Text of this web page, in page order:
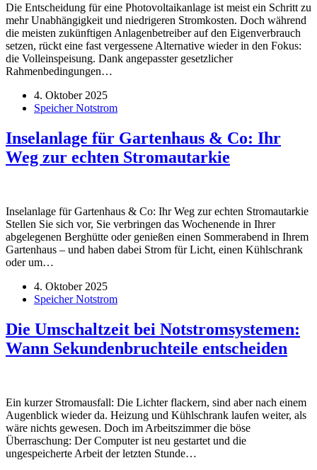
Die Entscheidung für eine Photovoltaikanlage ist meist ein Schritt zu
mehr Unabhängigkeit und niedrigeren Stromkosten. Doch während
die meisten zukünftigen Anlagenbetreiber auf den Eigenverbrauch
setzen, rückt eine fast vergessene Alternative wieder in den Fokus:
die Volleinspeisung. Dank angepasster gesetzlicher
Rahmenbedingungen…
4. Oktober 2025
Speicher Notstrom
Inselanlage für Gartenhaus & Co: Ihr
Weg zur echten Stromautarkie
Inselanlage für Gartenhaus & Co: Ihr Weg zur echten Stromautarkie
Stellen Sie sich vor, Sie verbringen das Wochenende in Ihrer
abgelegenen Berghütte oder genießen einen Sommerabend in Ihrem
Gartenhaus – und haben dabei Strom für Licht, einen Kühlschrank
oder um…
4. Oktober 2025
Speicher Notstrom
Die Umschaltzeit bei Notstromsystemen:
Wann Sekundenbruchteile entscheiden
Ein kurzer Stromausfall: Die Lichter flackern, sind aber nach einem
Augenblick wieder da. Heizung und Kühlschrank laufen weiter, als
wäre nichts gewesen. Doch im Arbeitszimmer die böse
Überraschung: Der Computer ist neu gestartet und die
ungespeicherte Arbeit der letzten Stunde…